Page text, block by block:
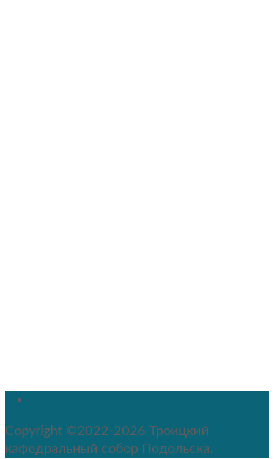
Copyright ©2022-2026 Троицкий
кафедральный собор Подольска.